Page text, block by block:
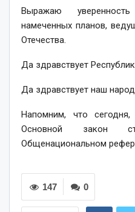
Выражаю
намеченных планов,
Отечества.
Да здравствует
Да здравствует наш
Напомним, что
Основной закон
Общенациональном
0
147